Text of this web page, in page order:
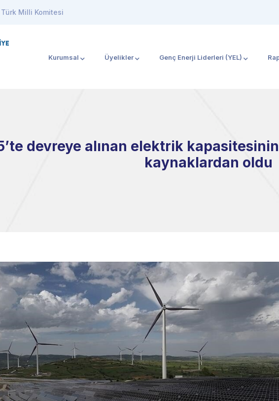
Milli Komitesi
Kurumsal Üyelikler Genç Enerji Liderleri (YEL)
devreye alınan elektrik
kaynaklardan oldu